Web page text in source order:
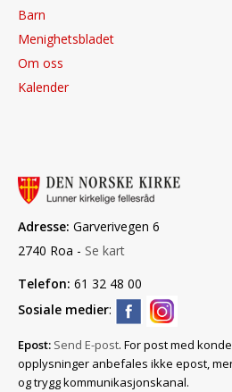
Barn
Menighetsbladet
Om oss
Kalender
Adresse: Garverivegen 6
2740 Roa - Se kart
Telefon: 61 32 48 00
Sosiale medier:
Epost: Send E-post. For post med
opplysninger anbefales ikke epost,
og trygg kommunikasjonskanal.